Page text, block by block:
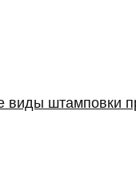
виды штамповки